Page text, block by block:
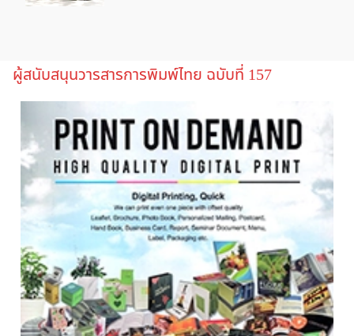
ผู้สนับสนุนวารสารการพิมพ์ไทย ฉบับที่ 157